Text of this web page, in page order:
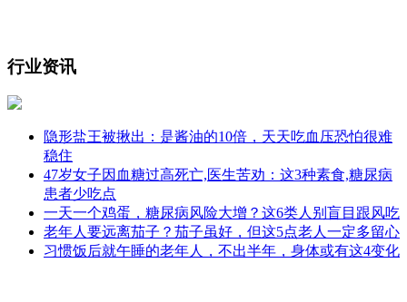
行业资讯
隐形盐王被揪出：是酱油的10倍，天天吃血压恐怕很难
稳住
47岁女子因血糖过高死亡,医生苦劝：这3种素食,糖尿病
患者少吃点
一天一个鸡蛋，糖尿病风险大增？这6类人别盲目跟风吃
老年人要远离茄子？茄子虽好，但这5点老人一定多留心
习惯饭后就午睡的老年人，不出半年，身体或有这4变化